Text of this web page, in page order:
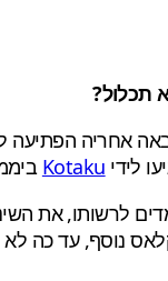
אחריה
לידי Kotaku
במשחק כל קלאס יכול לבחור להשתמש
נוסף, עד כה